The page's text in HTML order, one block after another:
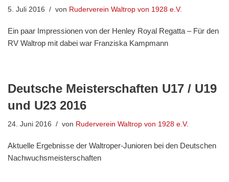
5. Juli 2016 von Ruderverein Waltrop von 1928 e.V.
Ein paar Impressionen von der Henley Royal Regatta – Für den
RV Waltrop mit dabei war Franziska Kampmann
Deutsche Meisterschaften U17 / U19
und U23 2016
24. Juni 2016 von Ruderverein Waltrop von 1928 e.V.
Aktuelle Ergebnisse der Waltroper-Junioren bei den Deutschen
Nachwuchsmeisterschaften